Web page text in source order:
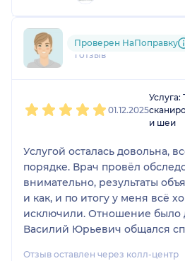
793....@....ru
1 отзыв
Проверен НаПоправку
01.12.2025
Услуга:
и шеи
Услугой осталась довольна,
порядке. Врач провёл
внимательно, результаты
и как, и по итогу у меня всё
исключили. Отношение было
Василий Юрьевич общался
Отзыв оставлен через колл-центр